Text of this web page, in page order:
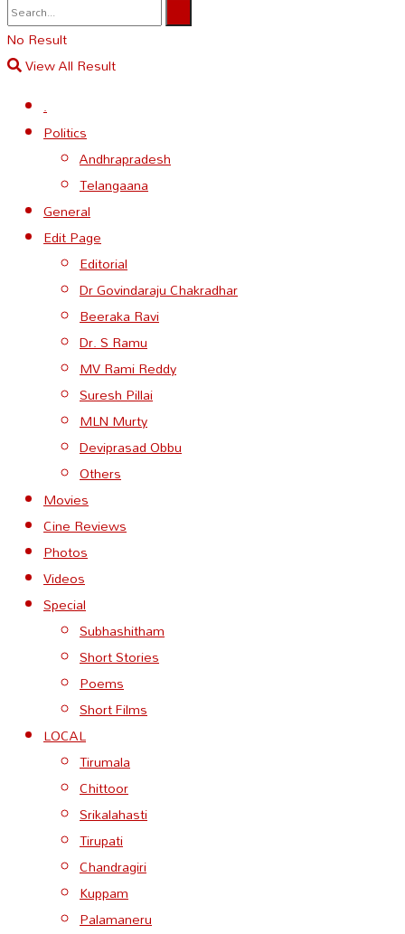
No Result
View All Result
.
Politics
Andhrapradesh
Telangaana
General
Edit Page
Editorial
Dr Govindaraju Chakradhar
Beeraka Ravi
Dr. S Ramu
MV Rami Reddy
Suresh Pillai
MLN Murty
Deviprasad Obbu
Others
Movies
Cine Reviews
Photos
Videos
Special
Subhashitham
Short Stories
Poems
Short Films
LOCAL
Tirumala
Chittoor
Srikalahasti
Tirupati
Chandragiri
Kuppam
Palamaneru